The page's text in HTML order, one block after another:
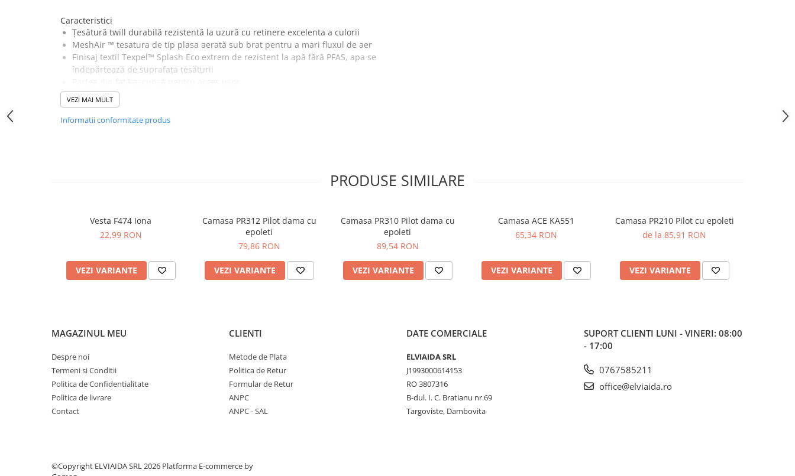
RISCURI MINIME
PROTECTIE TAIERE SI PERFORATII
PROTECTIE CHIMICA
LUCRU LA INALTIME
AVERTIZARE SI PRIM AJUTOR
PRODUSE DE VOIAJ
CASTI DE PROTECTIE
PROTECTIA OCHILOR
MASTI DE SUDURA
Caracteristici
Țesătură twill durabilă rezistentă la uzură cu retinere excelenta a culorii
MeshAir ™ tesatura de tip plasa aerată sub brat pentru a mari fluxul de aer
Finisaj textil Texpel™ Splash Eco extrem de rezistent la apă fără PFAS, apa se
îndepărtează de suprafața țesăturii
Panglica pentru șorț asigură plasarea sigură a șorțului dvs
1 buzunar pentru depozitare sigura
Buzunar Pix
Kingsmil: 65% poliester, 35% bumbac, 2% elastan cu finisaj Texpel 190g
MeshAir PRO: 100% Poliester tip plasa
VEZI MAI MULT
Informatii conformitate produs
PRODUSE SIMILARE
Vesta F474 Iona
22,99 RON
VEZI VARIANTE
Camasa PR312 Pilot dama cu
epoleti
79,86 RON
VEZI VARIANTE
Camasa PR310 Pilot dama cu
epoleti
89,54 RON
VEZI VARIANTE
Camasa ACE KA551
65,34 RON
VEZI VARIANTE
Camasa PR210 Pilot cu epoleti
de la 85,91 RON
VEZI VARIANTE
MAGAZINUL MEU
Despre noi
Termeni si Conditii
Politica de Confidentialitate
Politica de livrare
Contact
CLIENTI
Metode de Plata
Politica de Retur
Formular de Retur
ANPC
ANPC - SAL
DATE COMERCIALE
ELVIAIDA SRL
J1993000614153
RO 3807316
B-dul. I. C. Bratianu nr.69
Targoviste, Dambovita
SUPORT CLIENTI LUNI - VINERI: 08:00
- 17:00
0767585211
office@elviaida.ro
©Copyright ELVIAIDA SRL 2026 Platforma E-commerce by